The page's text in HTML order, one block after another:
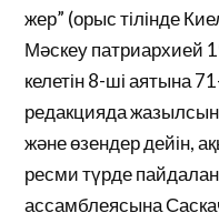
жер” (орыс тілінде
Мәскеу патриархией
келетін 8-ші аятына
редакцияда
және өзендер дейін,
ресми түрде
ассамблеясына